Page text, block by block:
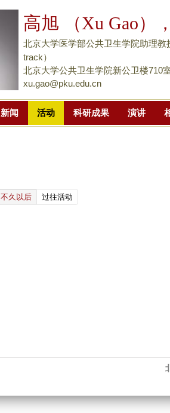
到
面
主
高旭 （Xu Gao）
北京大学医学部公共卫生学院助理教
track）
北京大学公共卫生学院新公卫楼710
xu.gao@pku.edu.cn
新闻 活动 科研成果 演讲
不久以后 过往活动